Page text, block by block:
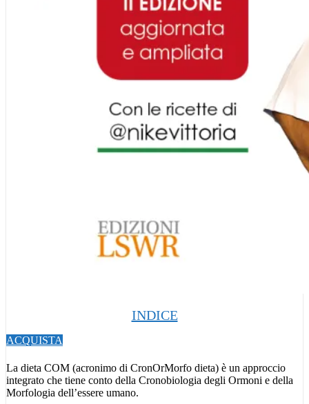
INDICE
ACQUISTA
La dieta COM (acronimo di CronOrMorfo dieta) è un approccio
integrato che tiene conto della Cronobiologia degli Ormoni e della
Morfologia dell’essere umano.